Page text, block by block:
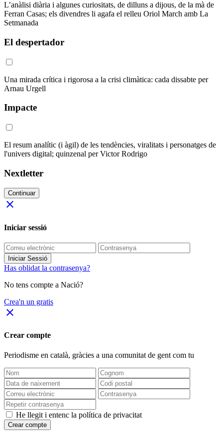
L’anàlisi diària i algunes curiositats, de dilluns a dijous, de la mà de
Ferran Casas; els divendres li agafa el relleu Oriol March amb La
Setmanada
El despertador
Una mirada crítica i rigorosa a la crisi climàtica: cada dissabte per
Arnau Urgell
Impacte
El resum analític (i àgil) de les tendències, viralitats i personatges de
l'univers digital; quinzenal per Victor Rodrigo
Nextletter
Continuar
close
Iniciar sessió
Iniciar Sessió
Has oblidat la contrasenya?
No tens compte a Nació?
Crea'n un gratis
close
Crear compte
Periodisme en català, gràcies a una comunitat de gent com tu
He llegit i entenc la política de privacitat
Crear compte